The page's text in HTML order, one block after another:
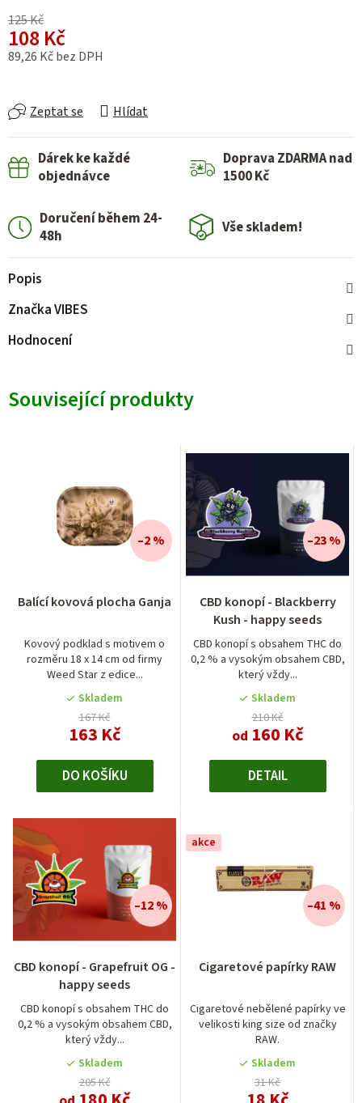
125 Kč
108 Kč
89,26 Kč bez DPH
Zeptat se Hlídat
Dárek ke každé
objednávce
Doprava ZDARMA nad
1500 Kč
Doručení během 24-
48h
Vše skladem!
Popis
ZnačkaVIBES
Hodnocení
Související produkty
Balící kovová plocha Ganja
Kovový podklad s motivem o
rozměru 18 x 14 cm od firmy
Weed Star z edice...
Skladem
167 Kč
163 Kč
–2 %
DO KOŠÍKU
CBD konopí - Blackberry
Kush - happy seeds
CBD konopí s obsahem THC do
0,2 % a vysokým obsahem CBD,
který vždy...
Skladem
210 Kč
od 160 Kč
–23 %
DETAIL
CBD konopí - Grapefruit OG -
happy seeds
CBD konopí s obsahem THC do
0,2 % a vysokým obsahem CBD,
který vždy...
Skladem
205 Kč
–12 %
akce
Cigaretové papírky RAW
Cigaretové nebělené papírky ve
velikosti king size od značky
RAW.
hodnocení
je
5,0
z
5
hvězdiček.
Skladem
31 Kč
–41 %